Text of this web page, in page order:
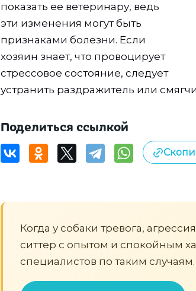
показать ее ветеринару, ведь
эти изменения могут быть
признаками болезни. Если
хозяин знает, что провоцирует
стрессовое состояние, следует
устранить раздражитель или
Поделиться ссылкой
Когда у собаки тревога,
ситтер с опытом и спокойным
специалистов по таким случаям.